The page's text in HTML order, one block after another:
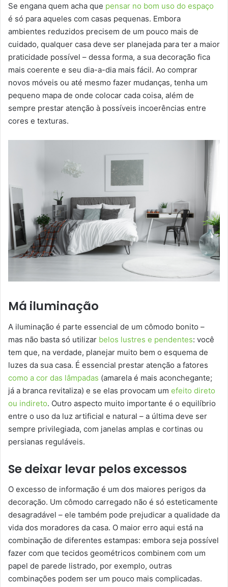
Se engana quem acha que pensar no bom uso do espaço
é só para aqueles com casas pequenas. Embora
ambientes reduzidos precisem de um pouco mais de
cuidado, qualquer casa deve ser planejada para ter a maior
praticidade possível – dessa forma, a sua decoração fica
mais coerente e seu dia-a-dia mais fácil. Ao comprar
novos móveis ou até mesmo fazer mudanças, tenha um
pequeno mapa de onde colocar cada coisa, além de
sempre prestar atenção à possíveis incoerências entre
cores e texturas.
Má iluminação
A iluminação é parte essencial de um cômodo bonito –
mas não basta só utilizar belos lustres e pendentes: você
tem que, na verdade, planejar muito bem o esquema de
luzes da sua casa. É essencial prestar atenção a fatores
como a cor das lâmpadas (amarela é mais aconchegante;
já a branca revitaliza) e se elas provocam um efeito direto
ou indireto. Outro aspecto muito importante é o equilíbrio
entre o uso da luz artificial e natural – a última deve ser
sempre privilegiada, com janelas amplas e cortinas ou
persianas reguláveis.
Se deixar levar pelos excessos
O excesso de informação é um dos maiores perigos da
decoração. Um cômodo carregado não é só esteticamente
desagradável – ele também pode prejudicar a qualidade da
vida dos moradores da casa. O maior erro aqui está na
combinação de diferentes estampas: embora seja possível
fazer com que tecidos geométricos combinem com um
papel de parede listrado, por exemplo, outras
combinações podem ser um pouco mais complicadas.